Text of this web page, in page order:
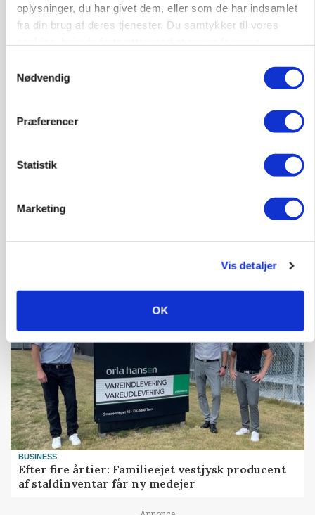
oplysninger, du har givet dem, eller som de har indsamlet
fra din brug af deres tjenester. Du samtykker til vores
Nødvendig
Præferencer
Statistik
Marketing
Vis detaljer
OK
BUSINESS
BUSINESS
Efter fire årtier: Familieejet vestjysk producent
af staldinventar får ny medejer